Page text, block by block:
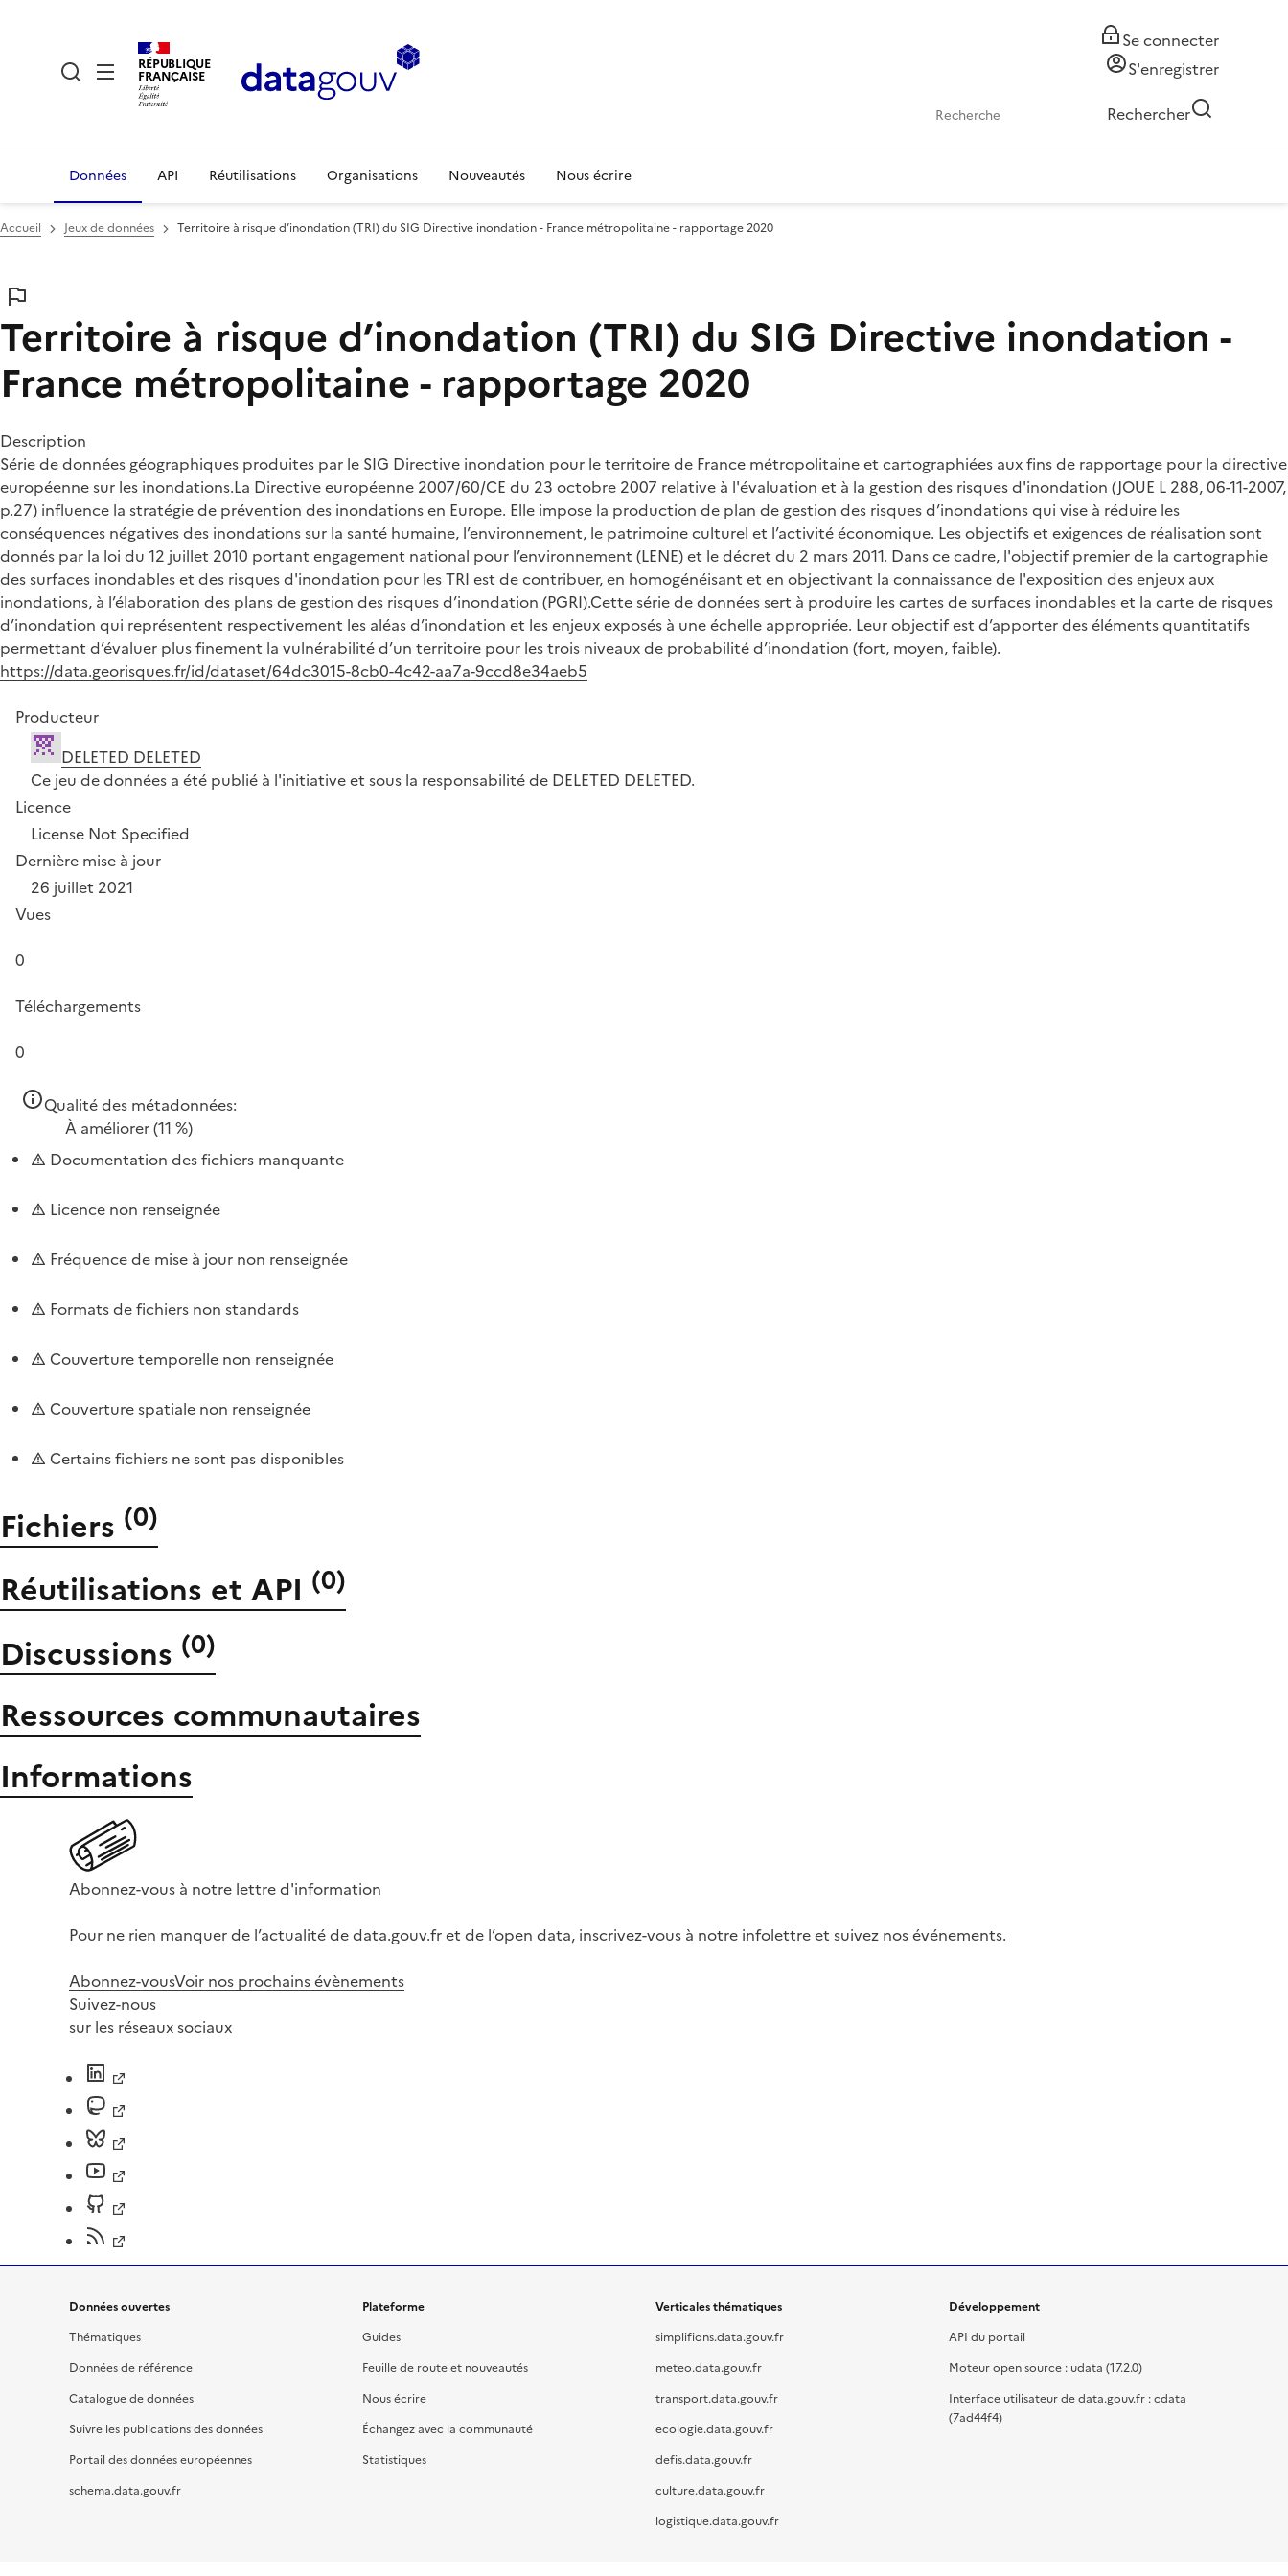
RÉPUBLIQUE
FRANÇAISE
Se connecter
S'enregistrer
Rechercher
Données API Réutilisations Organisations Nouveautés Nous écrire
Accueil Jeux de données Territoire à risque d’inondation (TRI) du SIG Directive inondation - France métropolitaine - rapportage 2020
Territoire à risque d’inondation (TRI) du SIG Directive inondation -
France métropolitaine - rapportage 2020
Description
Série de données géographiques produites par le SIG Directive inondation pour le territoire de France métropolitaine et cartographiées aux fins de rapportage pour la directive
européenne sur les inondations.La Directive européenne 2007/60/CE du 23 octobre 2007 relative à l'évaluation et à la gestion des risques d'inondation (JOUE L 288, 06-11-2007,
p.27) influence la stratégie de prévention des inondations en Europe. Elle impose la production de plan de gestion des risques d’inondations qui vise à réduire les
conséquences négatives des inondations sur la santé humaine, l’environnement, le patrimoine culturel et l’activité économique. Les objectifs et exigences de réalisation sont
donnés par la loi du 12 juillet 2010 portant engagement national pour l’environnement (LENE) et le décret du 2 mars 2011. Dans ce cadre, l'objectif premier de la cartographie
des surfaces inondables et des risques d'inondation pour les TRI est de contribuer, en homogénéisant et en objectivant la connaissance de l'exposition des enjeux aux
inondations, à l’élaboration des plans de gestion des risques d’inondation (PGRI).Cette série de données sert à produire les cartes de surfaces inondables et la carte de risques
d’inondation qui représentent respectivement les aléas d’inondation et les enjeux exposés à une échelle appropriée. Leur objectif est d’apporter des éléments quantitatifs
permettant d’évaluer plus finement la vulnérabilité d’un territoire pour les trois niveaux de probabilité d’inondation (fort, moyen, faible).
https://data.georisques.fr/id/dataset/64dc3015-8cb0-4c42-aa7a-9ccd8e34aeb5
Producteur
DELETED DELETED
Ce jeu de données a été publié à l'initiative et sous la responsabilité de DELETED DELETED.
Licence
License Not Specified
Dernière mise à jour
26 juillet 2021
Vues
0
Téléchargements
0
Qualité des métadonnées:
À améliorer(11 %)
Documentation des fichiers manquante
Licence non renseignée
Fréquence de mise à jour non renseignée
Formats de fichiers non standards
Couverture temporelle non renseignée
Couverture spatiale non renseignée
Certains fichiers ne sont pas disponibles
Fichiers (0)
Réutilisations et API (0)
Discussions (0)
Ressources communautaires
Informations
Abonnez-vous à notre lettre d'information
Pour ne rien manquer de l’actualité de data.gouv.fr et de l’open data, inscrivez-vous à notre infolettre et suivez nos événements.
Abonnez-vousVoir nos prochains évènements
Suivez-nous
sur les réseaux sociaux
Données ouvertes
Thématiques
Données de référence
Catalogue de données
Suivre les publications des données
Portail des données européennes
schema.data.gouv.fr
Plateforme
Guides
Feuille de route et nouveautés
Nous écrire
Échangez avec la communauté
Statistiques
Verticales thématiques
simplifions.data.gouv.fr
meteo.data.gouv.fr
transport.data.gouv.fr
ecologie.data.gouv.fr
defis.data.gouv.fr
culture.data.gouv.fr
logistique.data.gouv.fr
Développement
API du portail
Moteur open source : udata (17.2.0)
Interface utilisateur de data.gouv.fr : cdata
(7ad44f4)